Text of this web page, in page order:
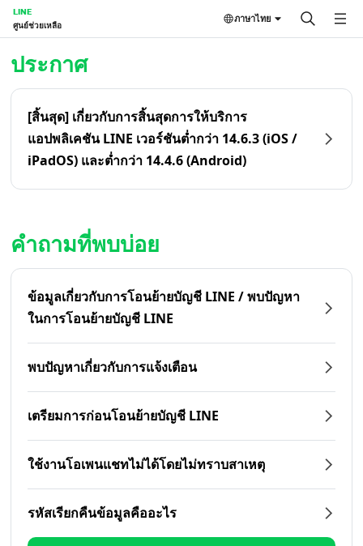
LINE
ศูนย์ช่วยเหลือ
ภาษาไทย
ประกาศ
[สิ้นสุด] เกี่ยวกับการสิ้นสุดการให้บริการ
แอปพลิเคชัน LINE เวอร์ชันต่ำกว่า 14.6.3 (iOS /
iPadOS) และต่ำกว่า 14.4.6 (Android)
คำถามที่พบบ่อย
ข้อมูลเกี่ยวกับการโอนย้ายบัญชี LINE / พบปัญหา
ในการโอนย้ายบัญชี LINE
พบปัญหาเกี่ยวกับการแจ้งเตือน
เตรียมการก่อนโอนย้ายบัญชี LINE
ใช้งานโอเพนแชทไม่ได้โดยไม่ทราบสาเหตุ
รหัสเรียกคืนข้อมูลคืออะไร